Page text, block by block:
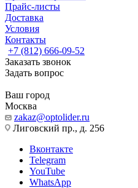
Прайс-листы
Доставка
Условия
Контакты
+7 (812) 666-09-52
Заказать звонок
Задать вопрос
Ваш город
Москва
zakaz@optolider.ru
Лиговский пр., д. 256
Вконтакте
Telegram
YouTube
WhatsApp